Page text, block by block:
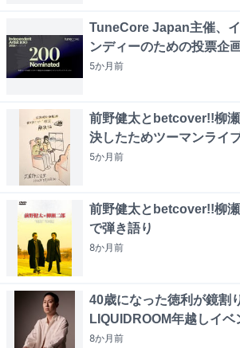
TuneCore Japan主催、
ンディーのための投票企
5か月前
前野健太とbetcover!!柳
決したためツーマンライ
5か月前
前野健太とbetcover!!柳
で弾き語り
8か月前
40歳になった徳利が鏡割
LIQUIDROOM年越しイベ
8か月前